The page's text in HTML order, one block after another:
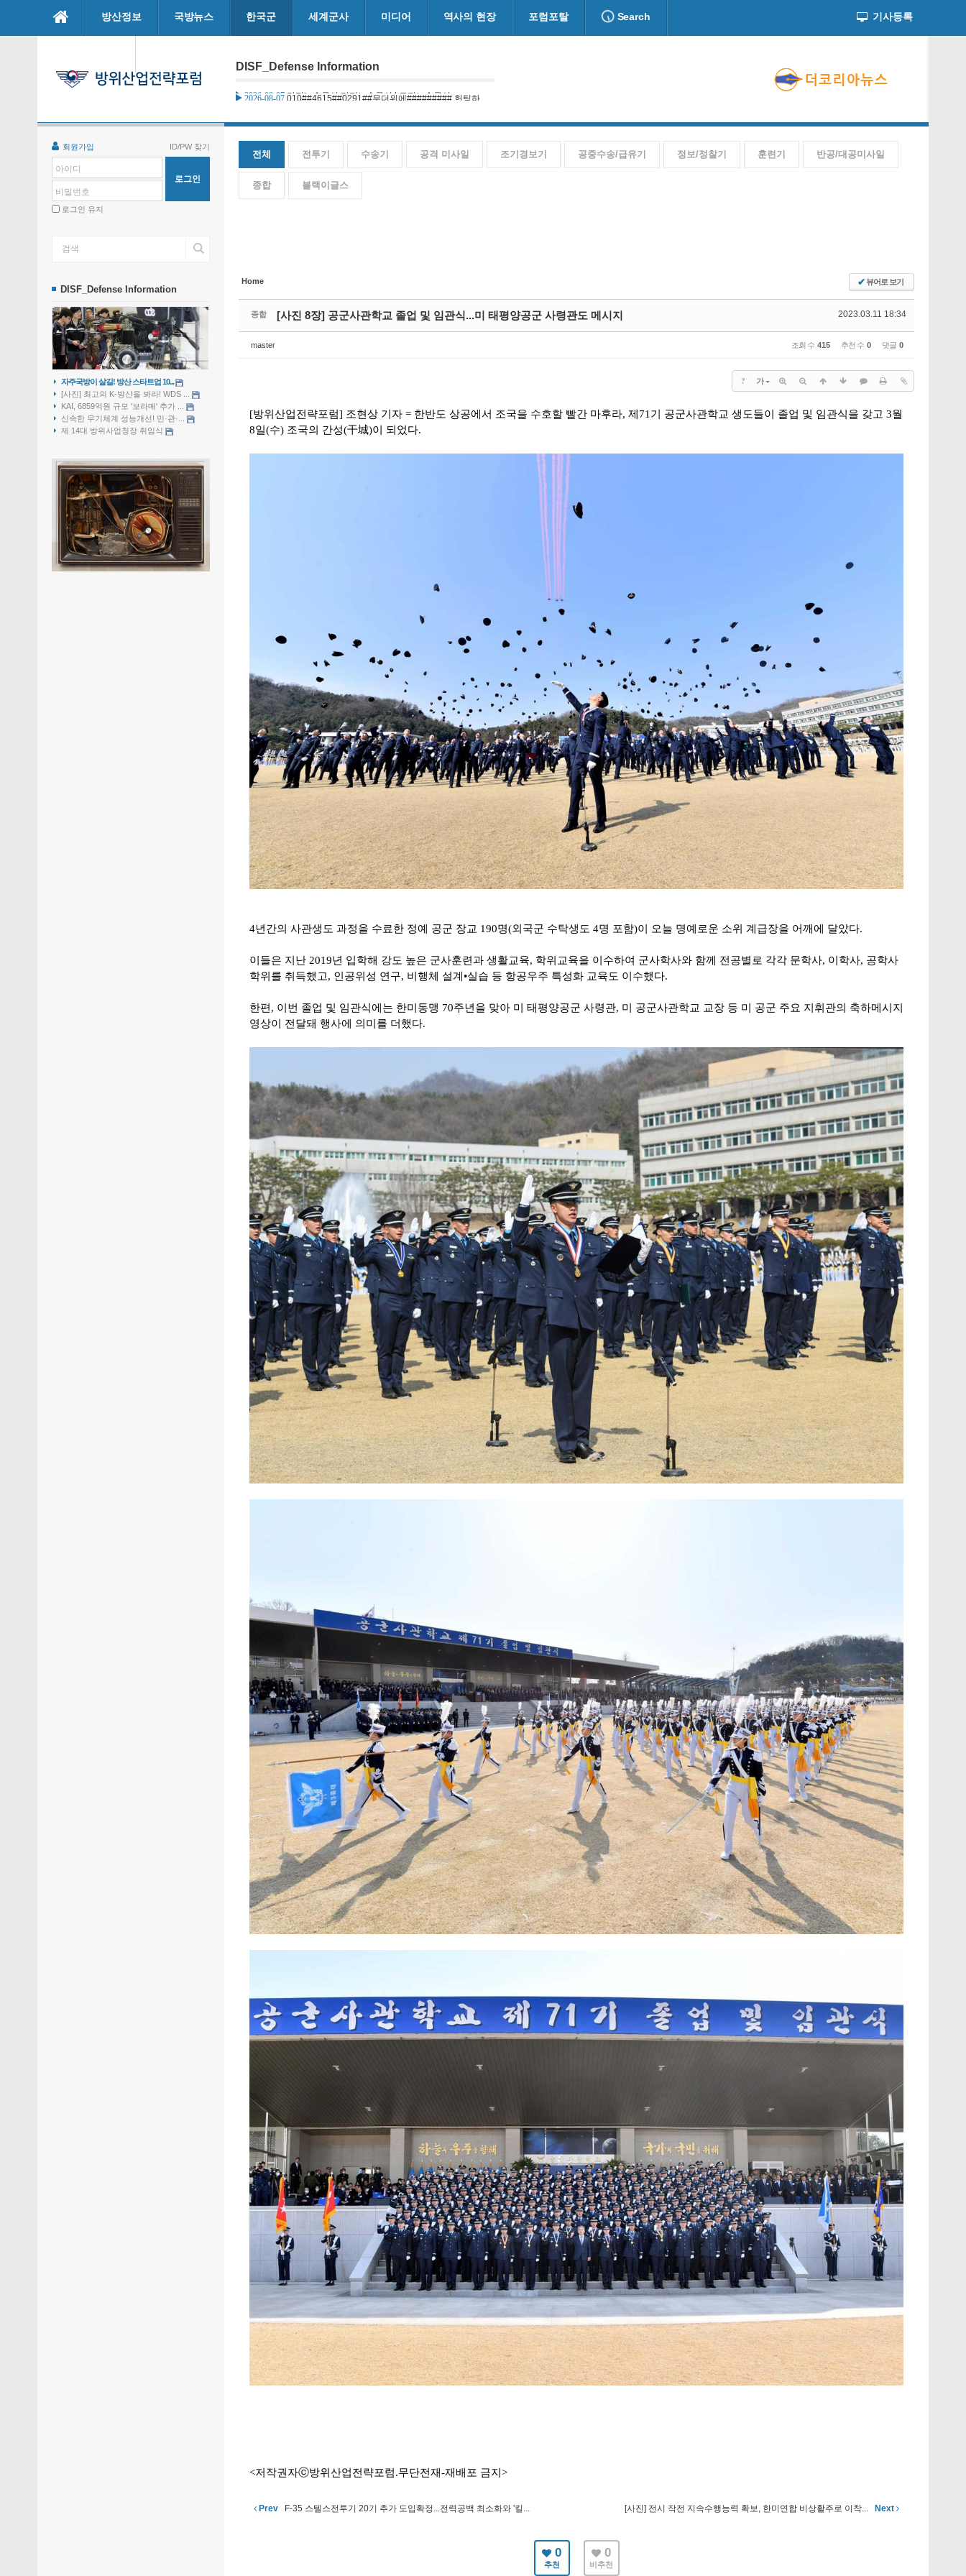
본문으로 바로가기
방산정보 국방뉴스 한국군 세계군사 미디어 역사의 현장 포럼포탈 Search 기사등록
DISF_Defense Information
2026-08-07 010##4615##0291##무더위에######### 헌팅하...
회원가입 ID/PW 찾기
아이디
비밀번호
로그인 유지
DISF_Defense Information
자주국방이 살길! 방산 스타트업 10...
[사진] 최고의 K-방산을 봐라! WDS ...
KAI, 6859억원 규모 '보라매' 추가 ...
신속한 무기체계 성능개선! 민·관·...
제 14대 방위사업청장 취임식
전체 전투기 수송기 공격 미사일 조기경보기 공중수송/급유기 정보/정찰기 훈련기 반공/대공미사일
종합 블랙이글스
Home ✔뷰어로 보기
종합 2023.03.11 18:34
[사진 8장] 공군사관학교 졸업 및 임관식...미 태평양공군 사령관도 메시지
master 조회 수 415 추천 수 0 댓글 0
? 가
[방위산업전략포럼] 조현상 기자 = 한반도 상공에서 조국을 수호할 빨간 마후라, 제71기 공군사관학교 생도들이 졸업 및 임관식을 갖고 3월
8일(수) 조국의 간성(干城)이 되었다.
4년간의 사관생도 과정을 수료한 정예 공군 장교 190명(외국군 수탁생도 4명 포함)이 오늘 명예로운 소위 계급장을 어깨에 달았다.
이들은 지난 2019년 입학해 강도 높은 군사훈련과 생활교육, 학위교육을 이수하여 군사학사와 함께 전공별로 각각 문학사, 이학사, 공학사
학위를 취득했고, 인공위성 연구, 비행체 설계•실습 등 항공우주 특성화 교육도 이수했다.
한편, 이번 졸업 및 임관식에는 한미동맹 70주년을 맞아 미 태평양공군 사령관, 미 공군사관학교 교장 등 미 공군 주요 지휘관의 축하메시지
영상이 전달돼 행사에 의미를 더했다.
<저작권자ⓒ방위산업전략포럼.무단전재-재배포 금지>
Prev F-35 스텔스전투기 20기 추가 도입확정...전력공백 최소화와 '킬... [사진] 전시 작전 지속수행능력 확보, 한미연합 비상활주로 이착... Next
0
추천
0
비추천
Sketchbook5, 스케치북5
Sketchbook5, 스케치북5
Sketchbook5, 스케치북5
Sketchbook5, 스케치북5